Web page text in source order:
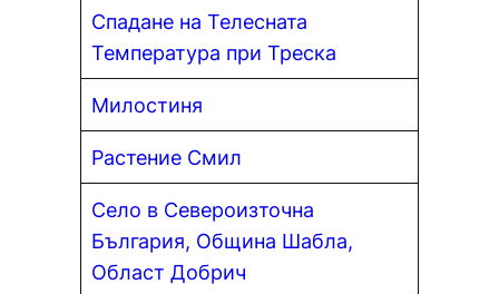
Спадане на Телесната
Температура при Треска
Милостиня
Растение Смил
Село в Североизточна
България, Община Шабла,
Област Добрич